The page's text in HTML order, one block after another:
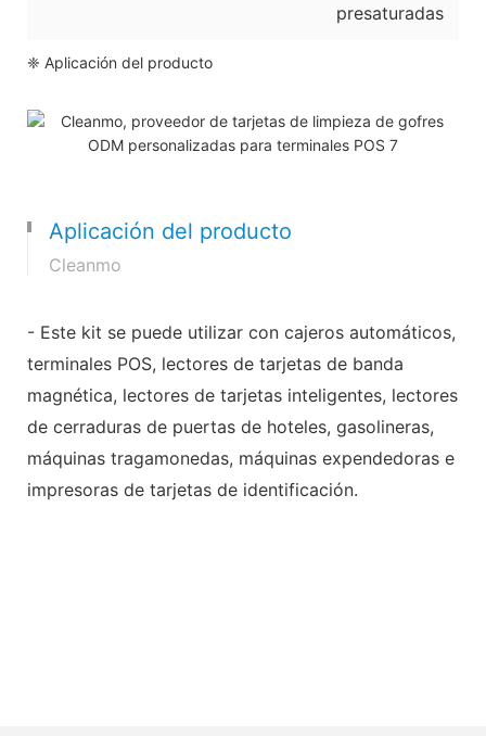
presaturadas
❈ Aplicación del producto
Aplicación del producto
Cleanmo
- Este kit se puede utilizar con cajeros automáticos,
terminales POS, lectores de tarjetas de banda
magnética, lectores de tarjetas inteligentes, lectores
de cerraduras de puertas de hoteles, gasolineras,
máquinas tragamonedas, máquinas expendedoras e
impresoras de tarjetas de identificación.